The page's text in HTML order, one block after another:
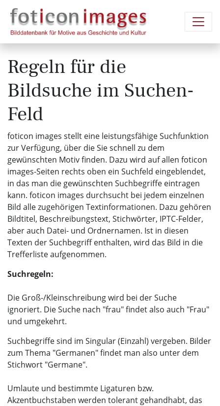
Regeln für die
Bildsuche im Suchen-
Feld
foticon images stellt eine leistungsfähige Suchfunktion
zur Verfügung, über die Sie schnell zu dem
gewünschten Motiv finden. Dazu wird auf allen foticon
images-Seiten rechts oben ein Suchfeld eingeblendet,
in das man die gewünschten Suchbegriffe eintragen
kann. foticon images durchsucht bei jedem einzelnen
Bild alle zugehörigen Textinformationen. Dazu gehören
Bildtitel, Beschreibungstext, Stichwörter, IPTC-Felder,
aber auch Datei- und Ordnernamen. Ist in diesen
Texten der Suchbegriff enthalten, wird das Bild in die
Trefferliste aufgenommen.
Suchregeln:
Die Groß-/Kleinschreibung wird bei der Suche
ignoriert. Die Suche nach "frau" findet also auch "Frau"
und umgekehrt.
Suchbegriffe sind im Singular (Einzahl) vergeben. Bilder
zum Thema "Germanen" findet man also unter dem
Stichwort "Germane".
Umlaute und bestimmte Ligaturen bzw.
Akzentbuchstaben werden tolerant gehandhabt, das